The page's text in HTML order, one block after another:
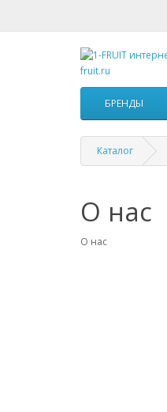
БРЕНДЫ
Каталог
О нас
О нас